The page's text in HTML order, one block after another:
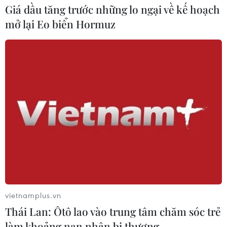
Xung đột Hamas-Israel: Israel chưa
chấp thuận kế hoạch về Dải Gaza
06/08/2026 03:45
hãng hàng không Iraq
06/08/2026 03:34
Hormuz
05/08/2026 22:43
Giá dầu tăng trước những lo ngại về kế hoạch
mở lại Eo biển Hormuz
vietnamplus.vn
Thái Lan: Ôtô lao vào trung tâm chăm sóc trẻ